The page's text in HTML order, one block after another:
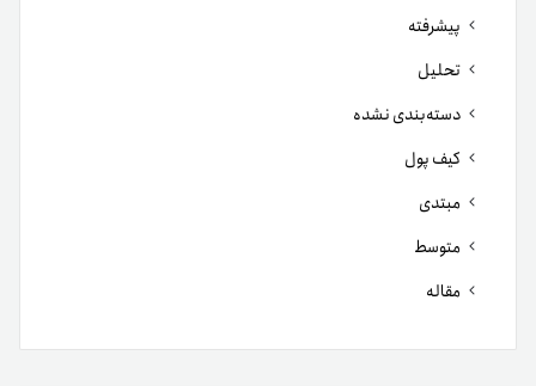
پیشرفته
تحلیل
دسته‌بندی نشده
کیف پول
مبتدی
متوسط
مقاله